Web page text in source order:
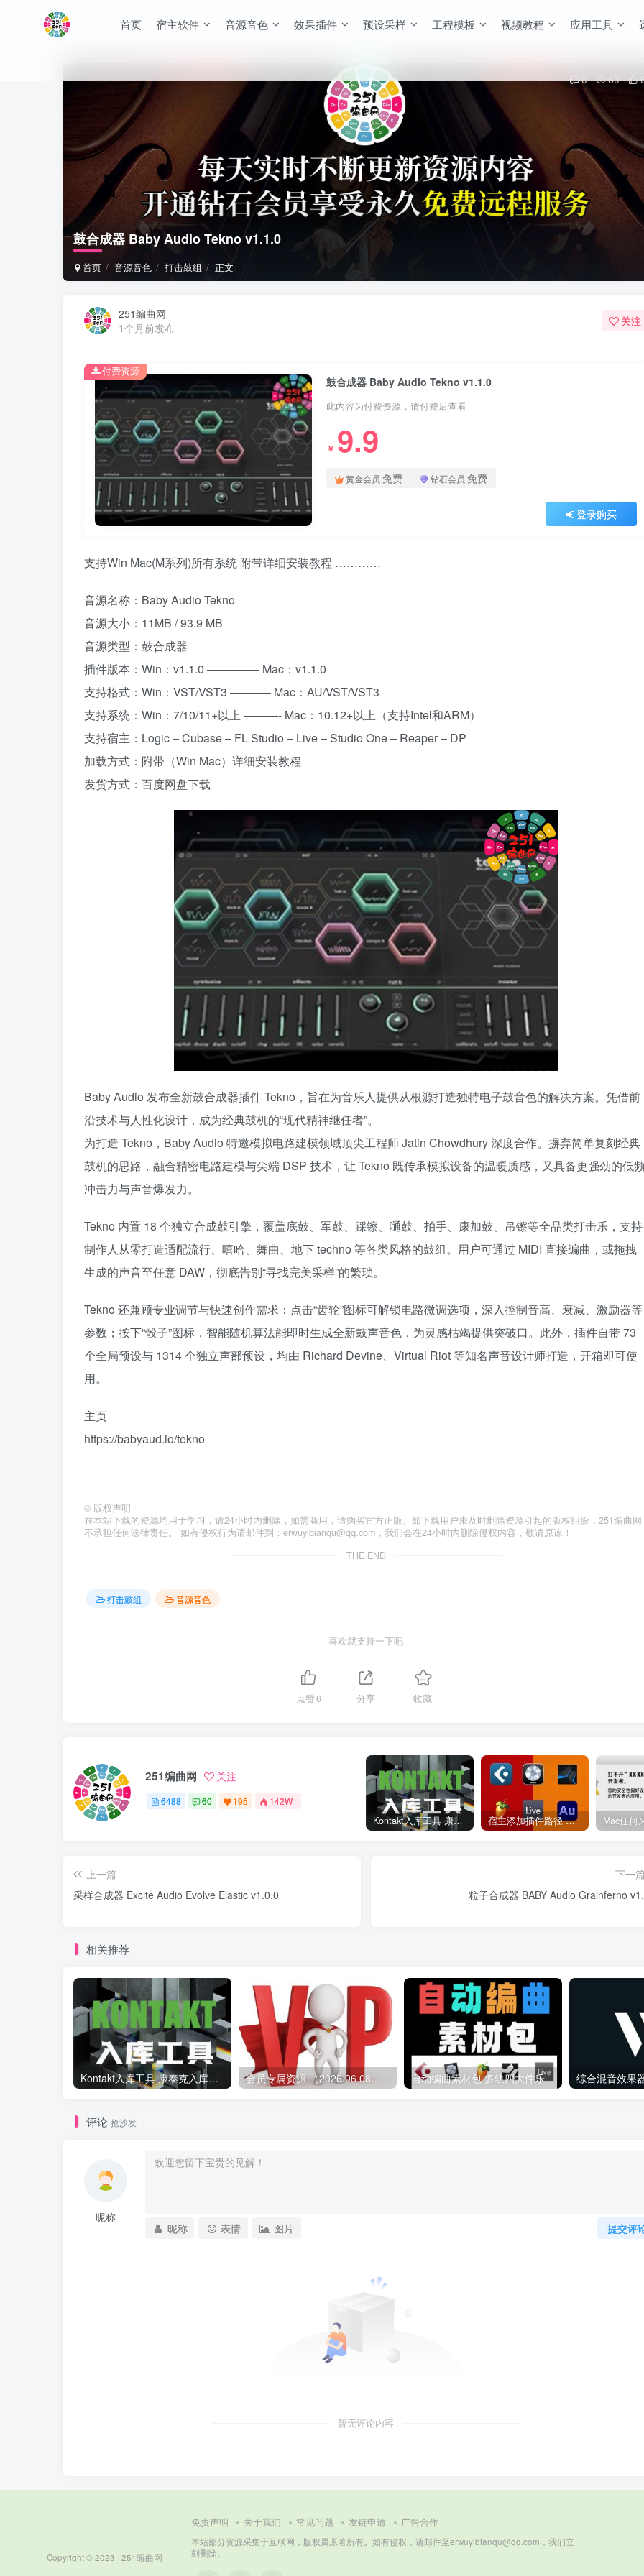
首页 宿主软件 音源音色 效果插件 预设采样 工程模板 视频教程 应用工具
鼓合成器 Baby Audio Tekno v1.1.0
首页 音源音色 打击鼓组 正文
0 69
251编曲网
1个月前发布
关注
鼓合成器 Baby Audio Tekno v1.1.0
此内容为付费资源，请付费后查看
￥ 9.9
黄金会员 免费 钻石会员 免费
登录购买
付费资源
支持Win Mac(M系列)所有系统 附带详细安装教程 …………
音源名称：Baby Audio Tekno
音源大小：11MB / 93.9 MB
音源类型：鼓合成器
插件版本：Win：v1.1.0 ————– Mac：v1.1.0
支持格式：Win：VST/VST3 ———– Mac：AU/VST/VST3
支持系统：Win：7/10/11+以上 ———- Mac：10.12+以上（支持Intel和ARM）
支持宿主：Logic – Cubase – FL Studio – Live – Studio One – Reaper – DP
加载方式：附带（Win Mac）详细安装教程
发货方式：百度网盘下载
Baby Audio 发布全新鼓合成器插件 Tekno，旨在为音乐人提供从根源打造独特电子鼓音色的解决方案。凭借前
沿技术与人性化设计，成为经典鼓机的“现代精神继任者”。
为打造 Tekno，Baby Audio 特邀模拟电路建模领域顶尖工程师 Jatin Chowdhury 深度合作。摒弃简单复刻经典
鼓机的思路，融合精密电路建模与尖端 DSP 技术，让 Tekno 既传承模拟设备的温暖质感，又具备更强劲的低
冲击力与声音爆发力。
Tekno 内置 18 个独立合成鼓引擎，覆盖底鼓、军鼓、踩镲、嗵鼓、拍手、康加鼓、吊镲等全品类打击乐，支持
制作人从零打造适配流行、嘻哈、舞曲、地下 techno 等各类风格的鼓组。用户可通过 MIDI 直接编曲，或拖拽
生成的声音至任意 DAW，彻底告别“寻找完美采样”的繁琐。
Tekno 还兼顾专业调节与快速创作需求：点击“齿轮”图标可解锁电路微调选项，深入控制音高、衰减、激励器等
参数；按下“骰子”图标，智能随机算法能即时生成全新鼓声音色，为灵感枯竭提供突破口。此外，插件自带 73
个全局预设与 1314 个独立声部预设，均由 Richard Devine、Virtual Riot 等知名声音设计师打造，开箱即可使
用。
主页
https://babyaud.io/tekno
© 版权声明
在本站下载的资源均用于学习，请24小时内删除，如需商用，请购买官方正版。如下载用户未及时删除资源引起的版权纠纷，251编曲网
不承担任何法律责任。 如有侵权行为请邮件到：erwuyibianqu@qq.com，我们会在24小时内删除侵权内容，敬请原谅！
THE END
打击鼓组 音源音色
喜欢就支持一下吧
点赞6 分享 收藏
251编曲网 关注
6488 60 195 142W+
Kontakt入库工具 康泰克入库教程 宿主添加插件路径 插件路径设置 VSTPlugins路径
上一篇
采样合成器 Excite Audio Evolve Elastic v1.0.0
下一
粒子合成器 BABY Audio Grainferno
相关推荐
Kontakt入库工具 康泰克入库教程 会员专属资源 （2026.06.08更新） 自动编曲素材包 多轨四大件乐器 Midi文件
评论 抢沙发
昵称
提交评
昵称 表情 图片
暂无评论内容
Copyright © 2023 · 251编曲网
免责声明 关于我们 常见问题 友链申请 广告合作
本站部分资源采集于互联网，版权属原著所有。如有侵权，请邮件至erwuyibianqu@qq.com，我们立
刻删除。